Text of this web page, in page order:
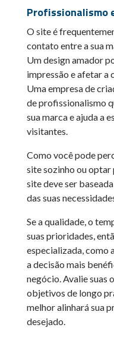
Profissionalismo
O site é
contato entre a sua
Um design amador
impressão e afetar a
Uma empresa de
de profissionalismo
sua marca e ajuda a
visitantes.
Como você pode
site sozinho ou optar
site deve ser
das suas
Se a qualidade, o
suas prioridades,
especializada, como
a decisão mais
negócio. Avalie suas
objetivos de longo
melhor alinhará sua
desejado.